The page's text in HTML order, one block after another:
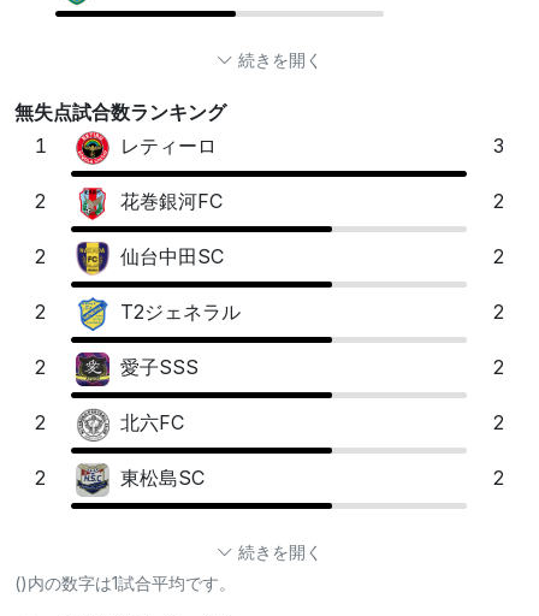
続きを開く
無失点試合数ランキング
1
レティーロ 3
2 花巻銀河FC 2
2 仙台中⽥SC 2
2 T2ジェネラル 2
2 愛⼦SSS 2
2 北六FC 2
2 東松島SC 2
続きを開く
()内の数字は1試合平均です。